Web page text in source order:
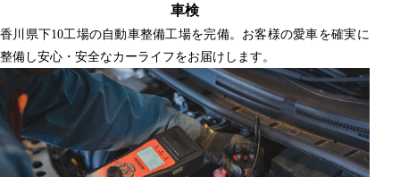
車検
香川県下10工場の自動車整備工場を完備。お客様の愛車を確実に
整備し安心・安全なカーライフをお届けします。